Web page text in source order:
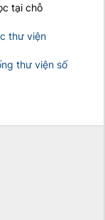
tại chỗ
thư viện
thư viện số